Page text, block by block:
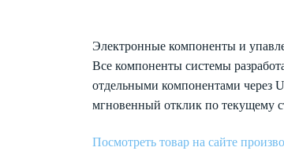
Электронные компоненты и
Все компоненты системы
отдельными компонентами через
мгновенный отклик по текущему
Посмотреть товар на сайте